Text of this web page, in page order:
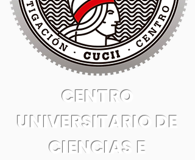
CENTRO
UNIVERSITARIO DE
CIENCIAS E